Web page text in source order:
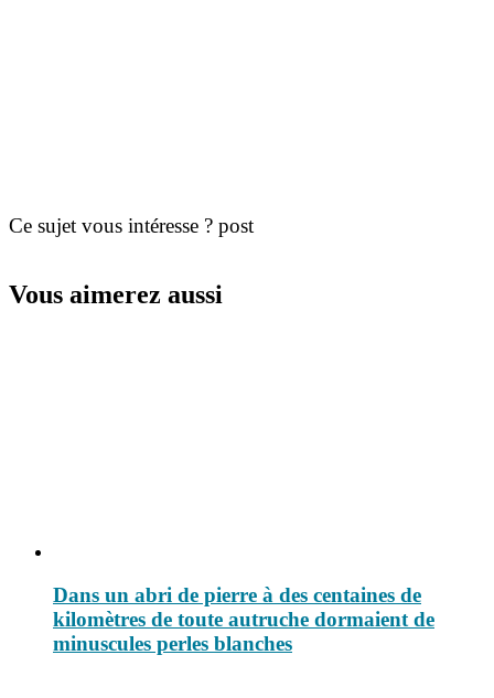
Ce sujet vous intéresse ? post
Vous aimerez aussi
Dans un abri de pierre à des centaines de
kilomètres de toute autruche dormaient de
minuscules perles blanches